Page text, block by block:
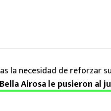
la necesidad de reforzar
Airosa le pusieron al